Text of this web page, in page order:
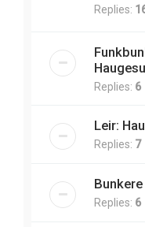
Replies:
Replies: 6
Leir:
Replies: 7
Replies: 6